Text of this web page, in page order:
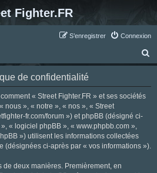
Fighter.FR
Connexion
S’enregistrer
e
de confidentialité
« Street Fighter.FR » et ses sociétés
nous », « notre », « nos », « Street
fr.com/forum ») et phpBB (désigné ci-
« logiciel phpBB », « www.phpbb.com »,
») utilisent les informations collectées
(désignées ci-après par « vos informations »).
de deux manières. Premièrement, en